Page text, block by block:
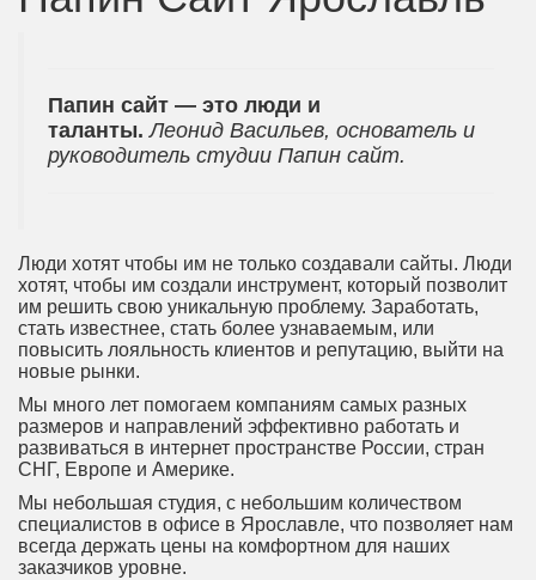
Папин сайт — это люди и
таланты.Леонид Васильев, основатель и
руководитель студии Папин сайт.
Люди хотят чтобы им не только создавали сайты. Люди
хотят, чтобы им создали инструмент, который позволит
им решить свою уникальную проблему. Заработать,
стать известнее, стать более узнаваемым, или
повысить лояльность клиентов и репутацию, выйти на
новые рынки.
Мы много лет помогаем компаниям самых разных
размеров и направлений эффективно работать и
развиваться в интернет пространстве России, стран
СНГ, Европе и Америке.
Мы небольшая студия, с небольшим количеством
специалистов в офисе в Ярославле, что позволяет нам
всегда держать цены на комфортном для наших
заказчиков уровне.